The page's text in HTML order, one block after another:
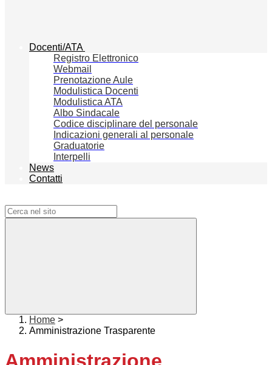
Docenti/ATA
Registro Elettronico
Webmail
Prenotazione Aule
Modulistica Docenti
Modulistica ATA
Albo Sindacale
Codice disciplinare del personale
Indicazioni generali al personale
Graduatorie
Interpelli
News
Contatti
Home >
Amministrazione Trasparente
Amministrazione